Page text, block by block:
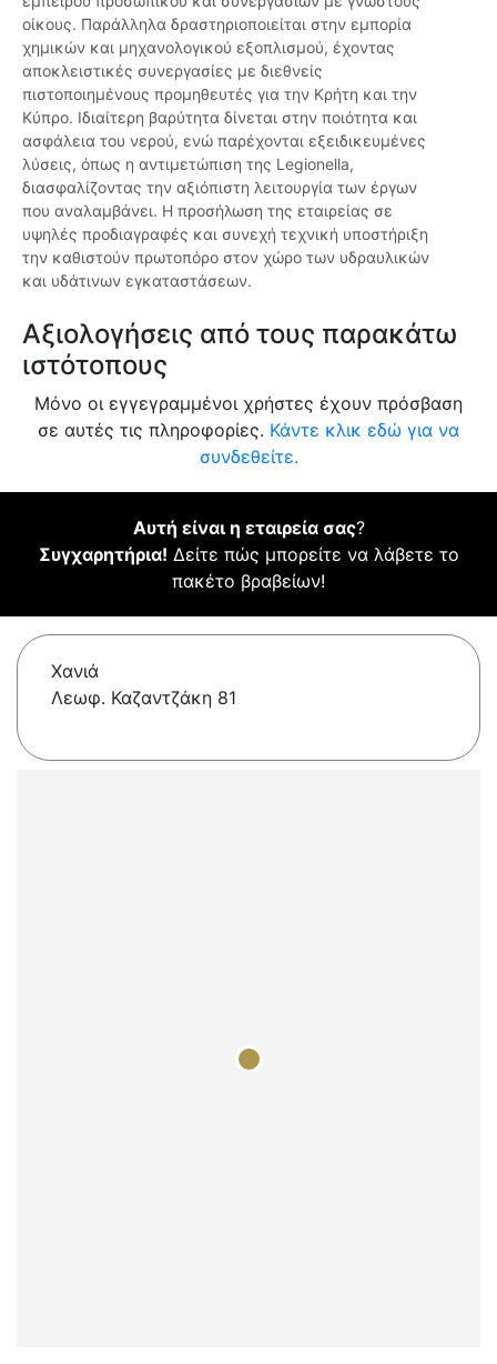
οίκους. Παράλληλα δραστηριοποιείται στην εμπορία
χημικών και μηχανολογικού εξοπλισμού, έχοντας
αποκλειστικές συνεργασίες με διεθνείς
πιστοποιημένους προμηθευτές για την Κρήτη και την
Κύπρο. Ιδιαίτερη βαρύτητα δίνεται στην ποιότητα και
ασφάλεια του νερού, ενώ παρέχονται εξειδικευμένες
λύσεις, όπως η αντιμετώπιση της Legionella,
διασφαλίζοντας την αξιόπιστη λειτουργία των έργων
που αναλαμβάνει. Η προσήλωση της εταιρείας σε
υψηλές προδιαγραφές και συνεχή τεχνική υποστήριξη
την καθιστούν πρωτοπόρο στον χώρο των υδραυλικών
και υδάτινων εγκαταστάσεων.
Αξιολογήσεις από τους παρακάτω
ιστότοπους
Μόνο οι εγγεγραμμένοι χρήστες έχουν πρόσβαση
σε αυτές τις πληροφορίες. Κάντε κλικ εδώ για να
συνδεθείτε.
Αυτή είναι η εταιρεία σας?
Συγχαρητήρια! Δείτε πώς μπορείτε να λάβετε το
πακέτο βραβείων!
Χανιά
Λεωφ. Καζαντζάκη 81